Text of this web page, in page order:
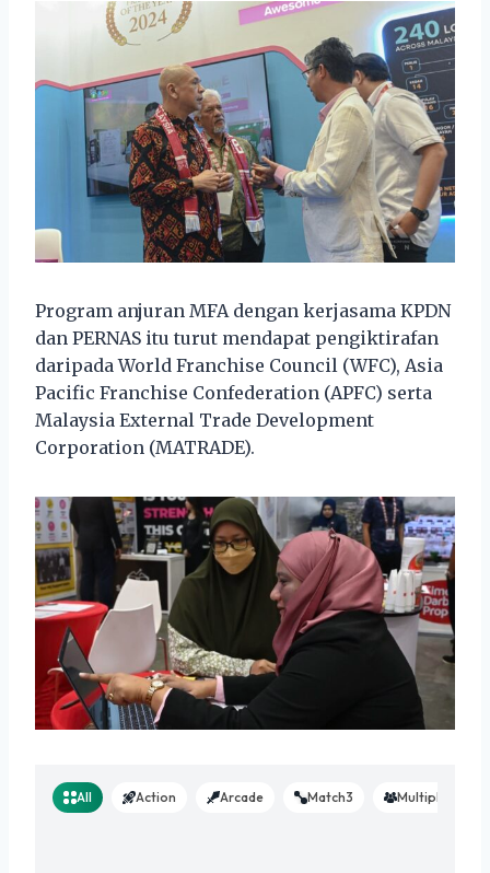
Program anjuran MFA dengan kerjasama KPDN
dan PERNAS itu turut mendapat pengiktirafan
daripada World Franchise Council (WFC), Asia
Pacific Franchise Confederation (APFC) serta
Malaysia External Trade Development
Corporation (MATRADE).